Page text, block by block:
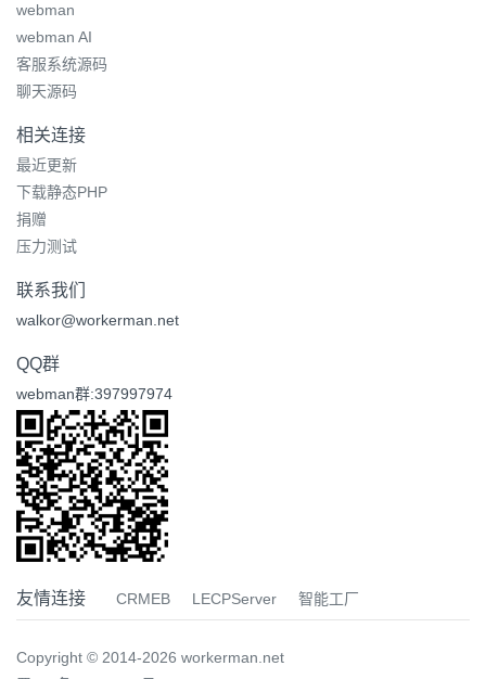
webman
webman AI
客服系统源码
聊天源码
相关连接
最近更新
下载静态PHP
捐赠
压力测试
联系我们
walkor@workerman.net
QQ群
webman群:397997974
友情连接 CRMEB LECPServer 智能工厂
Copyright © 2014-2026 workerman.net